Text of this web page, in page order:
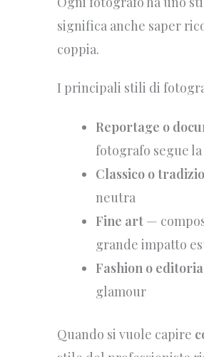
significa anche saper
coppia.
I principali stili di
Reportage o
fotografo segue
Classico o
neutra
Fine art —
grande impatto
Fashion o
glamour
Quando si vuole capire